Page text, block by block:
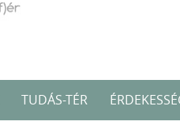
TUDÁS-TÉR